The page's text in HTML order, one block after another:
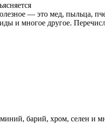
— это мед, пыльца,
и многое другое.
барий, хром, селен и